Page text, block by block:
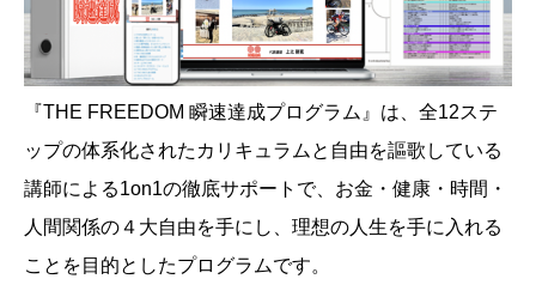
『THE FREEDOM 瞬速達成プログラム』は、全12ステ
ップの体系化されたカリキュラムと自由を謳歌している
講師による1on1の徹底サポートで、お金・健康・時間・
人間関係の４大自由を手にし、理想の人生を手に入れる
ことを目的としたプログラムです。